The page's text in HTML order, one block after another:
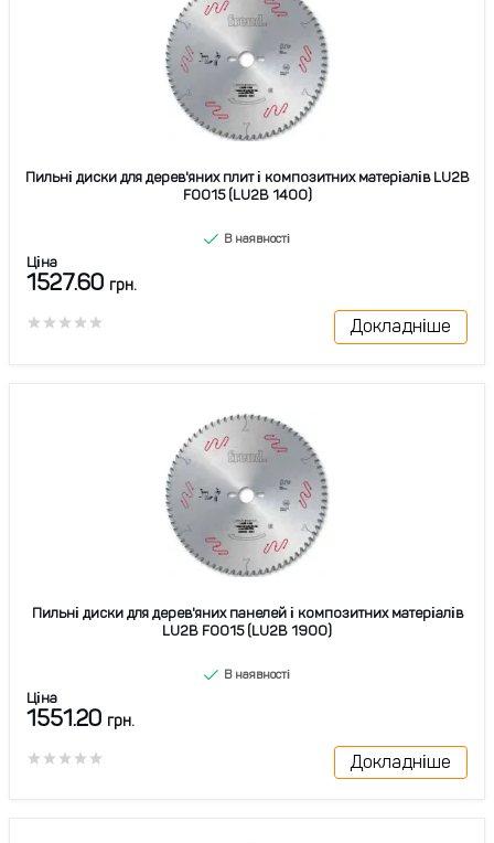
Пильні диски для дерев'яних плит і композитних матеріалів LU2B
F0015 (LU2B 1400)
В наявності
Ціна
1527.60 грн.
Докладніше
Пильні диски для дерев'яних панелей і композитних матеріалів
LU2B F0015 (LU2B 1900)
В наявності
Ціна
1551.20 грн.
Докладніше